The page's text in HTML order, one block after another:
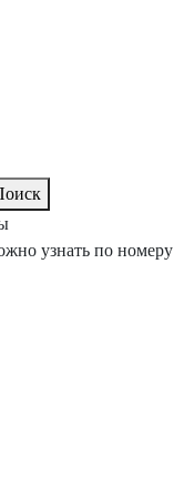
узнать по номеру